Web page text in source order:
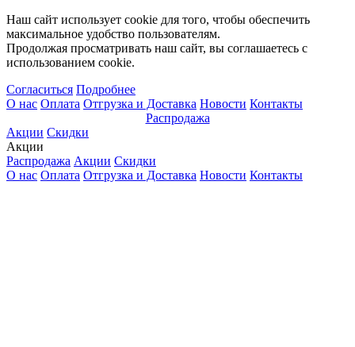
Наш сайт использует cookie для того, чтобы обеспечить
максимальное удобство пользователям.
Продолжая просматривать наш сайт, вы соглашаетесь с
использованием cookie.
Согласиться Подробнее
О нас Оплата Отгрузка и Доставка Новости Контакты
Распродажа
Акции Скидки
Акции
Распродажа Акции Скидки
О нас Оплата Отгрузка и Доставка Новости Контакты